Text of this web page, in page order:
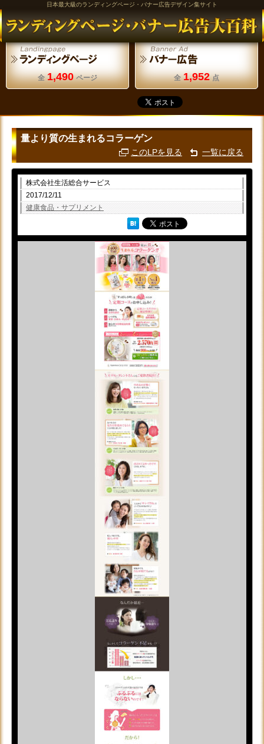
日本最大級のランディングページ・バナー広告デザイン集サイト
全 1,490 ページ 全 1,952 点
量より質の生まれるコラーゲン
このLPを見る 一覧に戻る
株式会社生活総合サービス
2017/12/11
健康食品・サプリメント